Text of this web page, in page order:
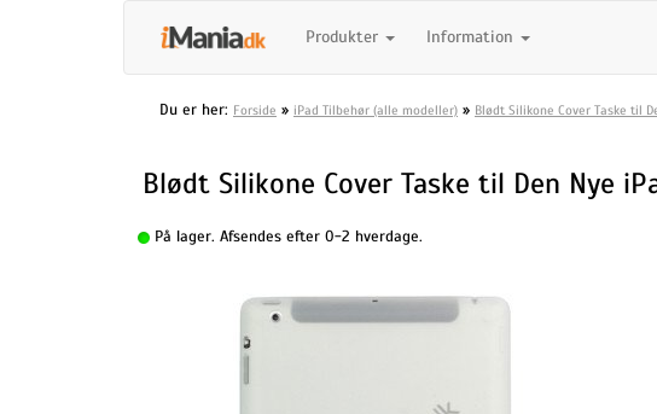
Produkter Information
Du er her: Forside » iPad Tilbehør (alle modeller) » Blødt Silikone Cover Taske til
Blødt Silikone Cover Taske til Den Nye
På lager. Afsendes efter 0-2 hverdage.